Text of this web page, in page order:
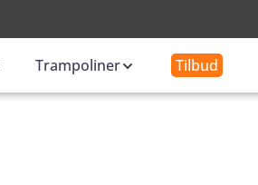
Trampoliner Tilbud